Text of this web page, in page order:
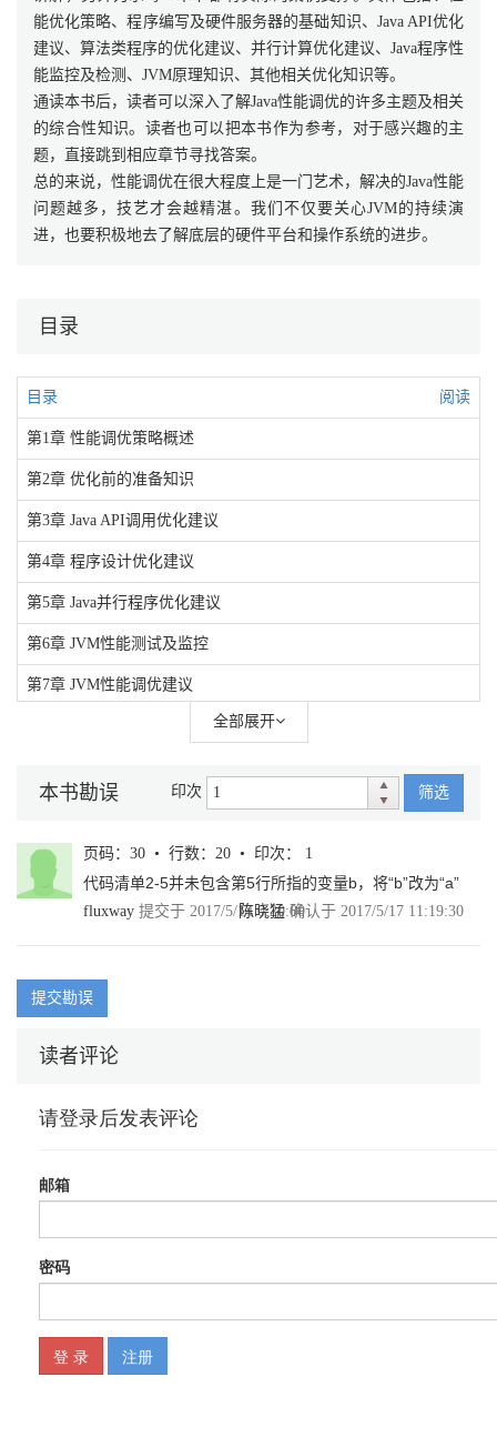
能优化策略、程序编写及硬件服务器的基础知识、Java API优化
建议、算法类程序的优化建议、并行计算优化建议、Java程序性
能监控及检测、JVM原理知识、其他相关优化知识等。
通读本书后，读者可以深入了解Java性能调优的许多主题及相关
的综合性知识。读者也可以把本书作为参考，对于感兴趣的主
题，直接跳到相应章节寻找答案。
总的来说，性能调优在很大程度上是一门艺术，解决的Java性能
问题越多，技艺才会越精湛。我们不仅要关心JVM的持续演
进，也要积极地去了解底层的硬件平台和操作系统的进步。
目录
目录 阅读
第1章 性能调优策略概述
第2章 优化前的准备知识
第3章 Java API调用优化建议
第4章 程序设计优化建议
第5章 Java并行程序优化建议
第6章 JVM性能测试及监控
第7章 JVM性能调优建议
全部展开
本书勘误 印次 筛选
页码：30 • 行数：20 • 印次： 1
代码清单2-5并未包含第5行所指的变量b，将“b”改为“a”
fluxway 提交于 2017/5/14 0:20:00
陈晓猛确认于 2017/5/17 11:19:30
提交勘误
读者评论